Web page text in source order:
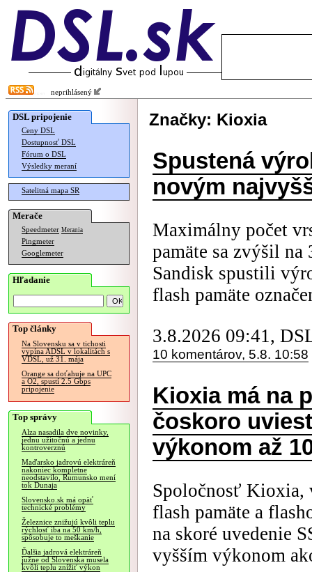
neprihlásený
DSL pripojenie
Ceny DSL
Dostupnosť DSL
Fórum o DSL
Výsledky meraní
Satelitná mapa SR
Merače
Speedmeter Merania
Pingmeter
Googlemeter
Hľadanie
Top články
Na Slovensku sa v tichosti
vypína ADSL v lokalitách s
VDSL, už 31. mája
Orange sa doťahuje na UPC
a O2, spustí 2.5 Gbps
pripojenie
Top správy
Alza nasadila dve novinky,
jednu užitočnú a jednu
kontroverznú
Maďarsko jadrovú elektráreň
nakoniec kompletne
neodstavilo, Rumunsko mení
tok Dunaja
Slovensko.sk má opäť
technické problémy
Železnice znižujú kvôli teplu
rýchlosť iba na 50 km/h,
spôsobuje to meškanie
Ďalšia jadrová elektráreň
južne od Slovenska musela
kvôli teplu znížiť výkon
Značky: Kioxia
Spustená
novým
Maximálny počet
pamäte sa zvýšil
Sandisk spustili
flash pamäte
3.8.2026 09:41,
10 komentárov, 5.8. 10:58
Kioxia má na
čoskoro
výkonom až
Spoločnosť Kioxia,
flash pamäte a
na skoré uvedenie
vyšším výkonom